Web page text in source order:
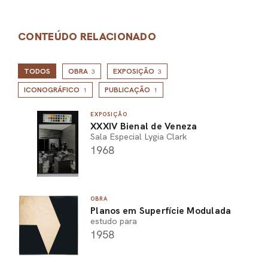
CONTEÚDO RELACIONADO
TODOS OBRA 3 EXPOSIÇÃO 3
ICONOGRÁFICO 1 PUBLICAÇÃO 1
EXPOSIÇÃO
XXXIV Bienal de Veneza
Sala Especial Lygia Clark
1968
OBRA
Planos em Superfície Modulada
estudo para
1958